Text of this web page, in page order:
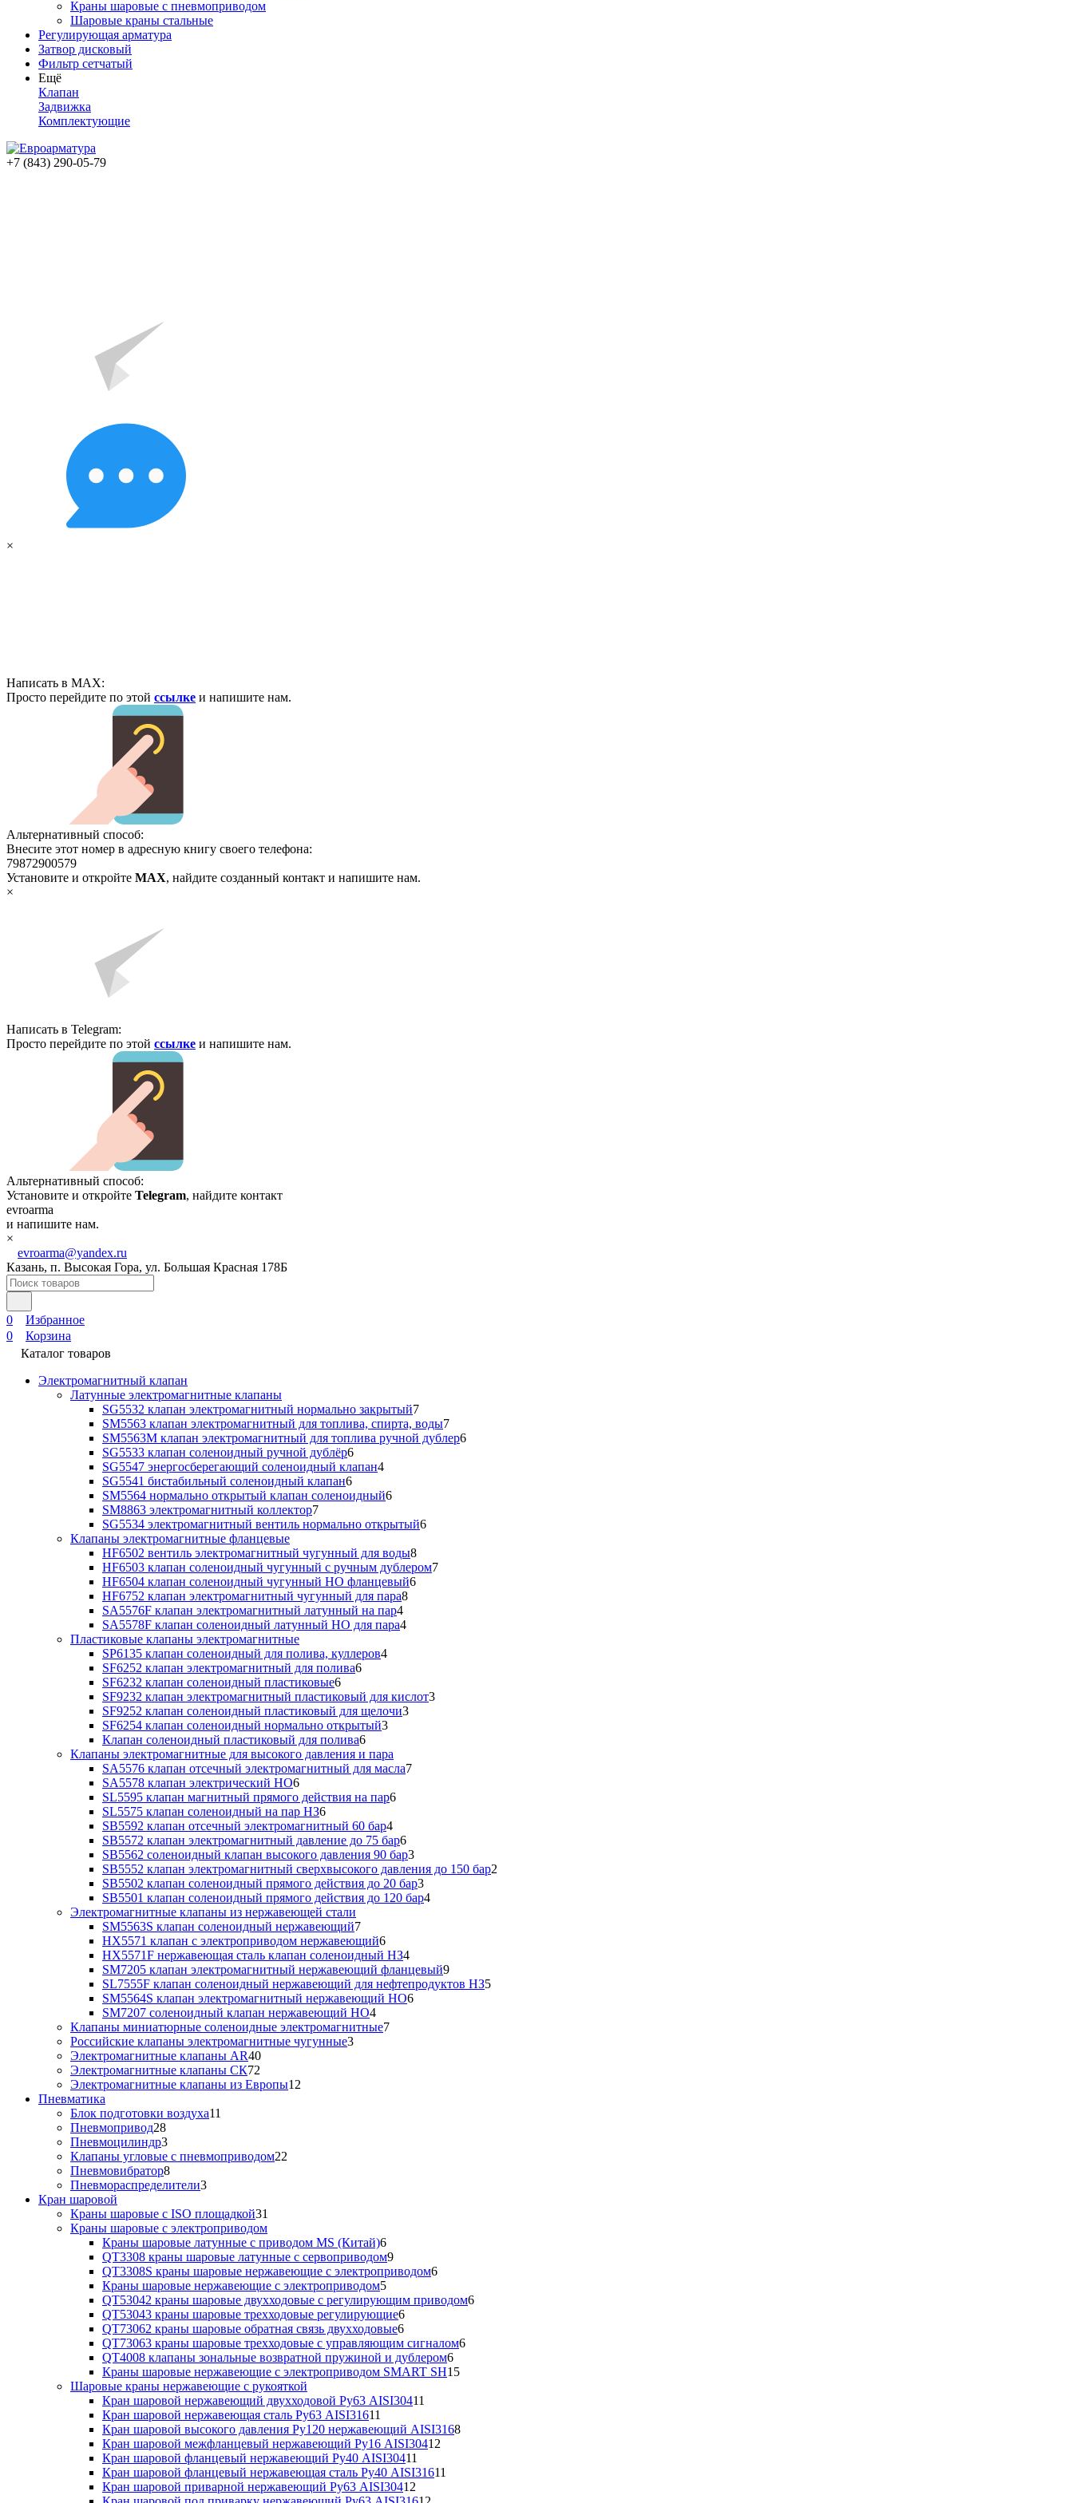
Краны шаровые с пневмоприводом
Шаровые краны стальные
Регулирующая арматура
Затвор дисковый
Фильтр сетчатый
Ещё
Клапан
Задвижка
Комплектующие
+7 (843) 290-05-79
×
Написать в MAX:
Просто перейдите по этой ссылке и напишите нам.
Альтернативный способ:
Внесите этот номер в адресную книгу своего телефона:
79872900579
Установите и откройте MAX, найдите созданный контакт и напишите нам.
×
Написать в Telegram:
Просто перейдите по этой ссылке и напишите нам.
Альтернативный способ:
Установите и откройте Telegram, найдите контакт
evroarma
и напишите нам.
×
evroarma@yandex.ru
Казань, п. Высокая Гора, ул. Большая Красная 178Б
0
Избранное
0
Корзина
Каталог товаров
Электромагнитный клапан
Латунные электромагнитные клапаны
SG5532 клапан электромагнитный нормально закрытый7
SM5563 клапан электромагнитный для топлива, спирта, воды7
SM5563M клапан электромагнитный для топлива ручной дублер6
SG5533 клапан соленоидный ручной дублёр6
SG5547 энергосберегающий соленоидный клапан4
SG5541 бистабильный соленоидный клапан6
SM5564 нормально открытый клапан соленоидный6
SM8863 электромагнитный коллектор7
SG5534 электромагнитный вентиль нормально открытый6
Клапаны электромагнитные фланцевые
HF6502 вентиль электромагнитный чугунный для воды8
HF6503 клапан соленоидный чугунный с ручным дублером7
HF6504 клапан соленоидный чугунный НО фланцевый6
HF6752 клапан электромагнитный чугунный для пара8
SA5576F клапан электромагнитный латунный на пар4
SA5578F клапан соленоидный латунный НО для пара4
Пластиковые клапаны электромагнитные
SP6135 клапан соленоидный для полива, куллеров4
SF6252 клапан электромагнитный для полива6
SF6232 клапан соленоидный пластиковые6
SF9232 клапан электромагнитный пластиковый для кислот3
SF9252 клапан соленоидный пластиковый для щелочи3
SF6254 клапан соленоидный нормально открытый3
Клапан соленоидный пластиковый для полива6
Клапаны электромагнитные для высокого давления и пара
SA5576 клапан отсечный электромагнитный для масла7
SA5578 клапан электрический НО6
SL5595 клапан магнитный прямого действия на пар6
SL5575 клапан соленоидный на пар НЗ6
SB5592 клапан отсечный электромагнитный 60 бар4
SB5572 клапан электромагнитный давление до 75 бар6
SB5562 соленоидный клапан высокого давления 90 бар3
SB5552 клапан электромагнитный сверхвысокого давления до 150 бар2
SB5502 клапан соленоидный прямого действия до 20 бар3
SB5501 клапан соленоидный прямого действия до 120 бар4
Электромагнитные клапаны из нержавеющей стали
SM5563S клапан соленоидный нержавеющий7
HX5571 клапан с электроприводом нержавеющий6
HX5571F нержавеющая сталь клапан соленоидный НЗ4
SM7205 клапан электромагнитный нержавеющий фланцевый9
SL7555F клапан соленоидный нержавеющий для нефтепродуктов НЗ5
SM5564S клапан электромагнитный нержавеющий НО6
SM7207 соленоидный клапан нержавеющий НО4
Клапаны миниатюрные соленоидные электромагнитные7
Российские клапаны электромагнитные чугунные3
Электромагнитные клапаны AR40
Электромагнитные клапаны СК72
Электромагнитные клапаны из Европы12
Пневматика
Блок подготовки воздуха11
Пневмопривод28
Пневмоцилиндр3
Клапаны угловые с пневмоприводом22
Пневмовибратор8
Пневмораспределители3
Кран шаровой
Краны шаровые с ISO площадкой31
Краны шаровые с электроприводом
Краны шаровые латунные с приводом MS (Китай)6
QT3308 краны шаровые латунные с сервоприводом9
QT3308S краны шаровые нержавеющие с электроприводом6
Краны шаровые нержавеющие с электроприводом5
QT53042 краны шаровые двухходовые с регулирующим приводом6
QT53043 краны шаровые трехходовые регулирующие6
QT73062 краны шаровые обратная связь двухходовые6
QT73063 краны шаровые трехходовые с управляющим сигналом6
QT4008 клапаны зональные возвратной пружиной и дублером6
Краны шаровые нержавеющие с электроприводом SMART SH15
Шаровые краны нержавеющие с рукояткой
Кран шаровой нержавеющий двухходовой Ру63 AISI30411
Кран шаровой нержавеющая сталь Ру63 AISI31611
Кран шаровой высокого давления Ру120 нержавеющий AISI3168
Кран шаровой межфланцевый нержавеющий Ру16 AISI30412
Кран шаровой фланцевый нержавеющий Ру40 AISI30411
Кран шаровой фланцевый нержавеющая сталь Ру40 AISI31611
Кран шаровой приварной нержавеющий Ру63 AISI30412